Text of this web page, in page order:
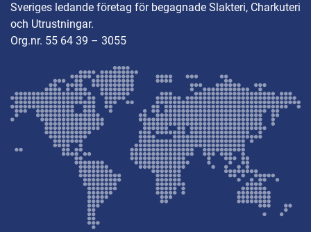
Sveriges ledande företag för begagnade Slakteri, Charkuteri
och Utrustningar.
Org.nr. 55 64 39 – 3055